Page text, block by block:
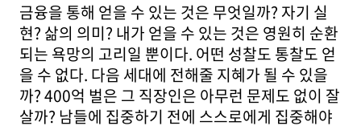
금융을 통해 얻을 수 있는 것은 무엇일까? 자기 실
현? 삶의 의미? 내가 얻을 수 있는 것은 영원히 순환
되는 욕망의 고리일 뿐이다. 어떤 성찰도 통찰도 얻
을 수 없다. 다음 세대에 전해줄 지혜가 될 수 있을
까? 400억 벌은 그 직장인은 아무런 문제도 없이 잘
살까? 남들에 집중하기 전에 스스로에게 집중해야